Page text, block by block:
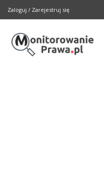
Zaloguj / Zarejestruj się